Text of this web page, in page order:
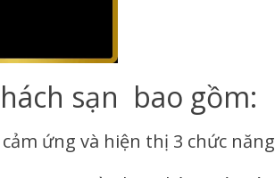
sạn bao gồm:
ứng và hiện thị 3 chức năng